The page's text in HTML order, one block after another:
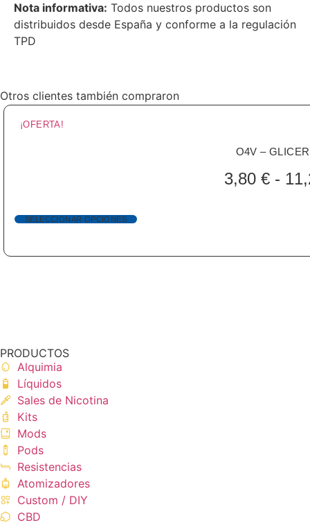
Nota informativa: Todos nuestros productos son
distribuidos desde España y conforme a la regulación
TPD
Otros clientes también compraron
¡OFERTA!
O4V –
3,80 € -
SELECCIONAR OPCIONES
PRODUCTOS
Alquimia
Líquidos
Sales de Nicotina
Kits
Mods
Pods
Resistencias
Atomizadores
Custom / DIY
CBD